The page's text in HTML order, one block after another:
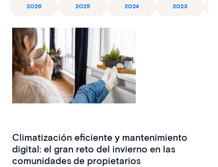
2026 2025 2024 2023
Climatización eficiente y mantenimiento
digital: el gran reto del invierno en las
comunidades de propietarios